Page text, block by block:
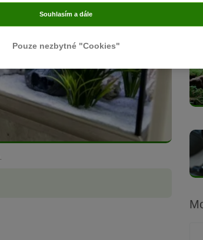
Pouze nezbytné "Cookies"
Souhlasím a dále